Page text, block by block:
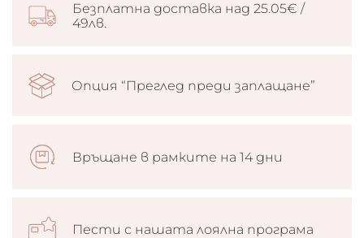
Безплатна доставка над 25.05€ /
49лв.
Опция “Преглед преди заплащане”
Връщане в рамките на 14 дни
Пести с нашата лоялна програма